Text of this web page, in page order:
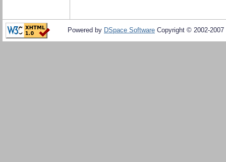
Powered by DSpace Software Copyright © 2002-2007